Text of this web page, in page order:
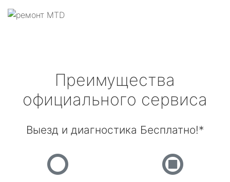
Преимущества
официального сервиса
Выезд и диагностика Бесплатно!*